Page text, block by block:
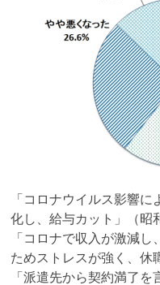
「コロナウイルス影響
化し、給与カット」（昭
「コロナで収入が激減
ためストレスが強く、休
「派遣先から契約満了